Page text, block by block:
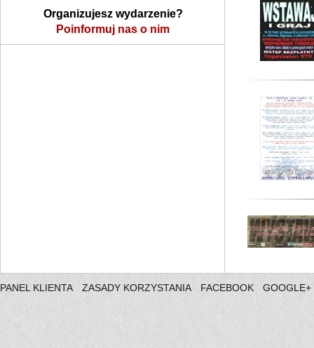
Organizujesz wydarzenie?
Poinformuj nas o nim
PANEL KLIENTA ZASADY KORZYSTANIA FACEBOOK GOOGLE+